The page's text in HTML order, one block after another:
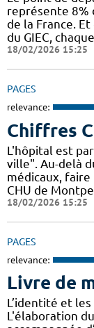
représente 8%
de la France.
du GIEC,
18/02/2026 15:25
PAGES
relevance:
Chiffres
L'hôpital est
ville". Au-delà
médicaux,
CHU de
18/02/2026 15:25
PAGES
relevance:
Livre de
L’identité et
L'élaboration